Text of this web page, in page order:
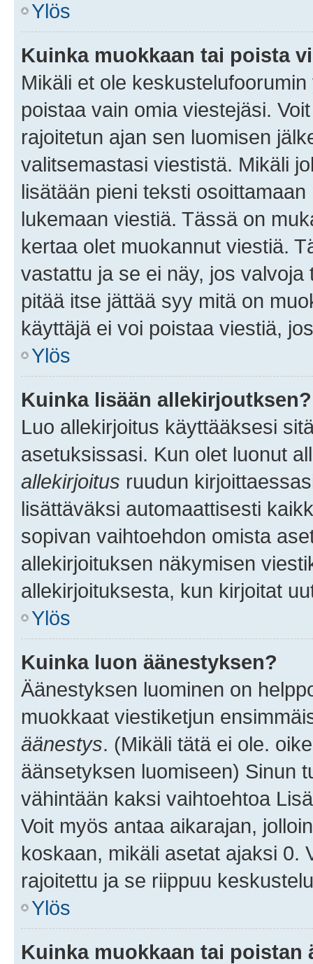
Ylös
Kuinka muokkaan tai poista
Mikäli et ole
poistaa vain omia viestejäsi.
rajoitetun ajan sen luomisen
valitsemastasi viestistä. Mikäli
lisätään pieni teksti
lukemaan viestiä. Tässä on
kertaa olet muokannut viestiä.
vastattu ja se ei näy, jos
pitää itse jättää syy mitä on
käyttäjä ei voi poistaa viestiä,
Ylös
Kuinka lisään allekirjoutksen?
Luo allekirjoitus käyttääksesi
asetuksissasi. Kun olet luonut
allekirjoitus ruudun
lisättäväksi automaattisesti
sopivan vaihtoehdon omista
allekirjoituksen näkymisen
allekirjoituksesta, kun kirjoitat
Ylös
Kuinka luon äänestyksen?
Äänestyksen luominen on
muokkaat viestiketjun
äänestys. (Mikäli tätä ei ole.
äänsetyksen luomiseen) Sinun
vähintään kaksi vaihtoehtoa
Voit myös antaa aikarajan,
koskaan, mikäli asetat ajaksi 0.
rajoitettu ja se riippuu
Ylös
Kuinka muokkaan tai poistan